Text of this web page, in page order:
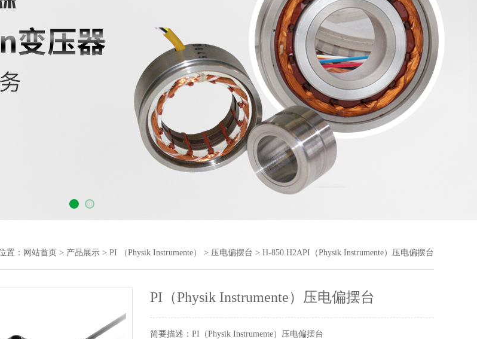
置： 网站首页 > 产品展示 > PI （Physik Instrumente） > 压电偏摆台 > H-850.H2API（Physik Instrumente）压电偏摆台
PI（Physik Instrumente）压电偏摆台
简要描述：PI（Physik Instrumente）压电偏摆台